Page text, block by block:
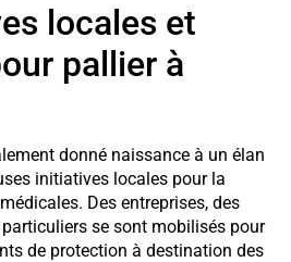
locales et
pallier à
donné naissance à un élan
initiatives locales pour la
Des entreprises, des
se sont mobilisés pour
de protection à destination des